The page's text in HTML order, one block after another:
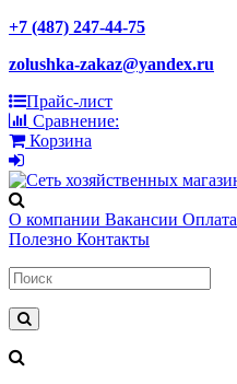
+7 (487) 247-44-75
zolushka-zakaz@yandex.ru
Прайс-лист
Сравнение:
Корзина
О компании Вакансии Оплата
Полезно Контакты